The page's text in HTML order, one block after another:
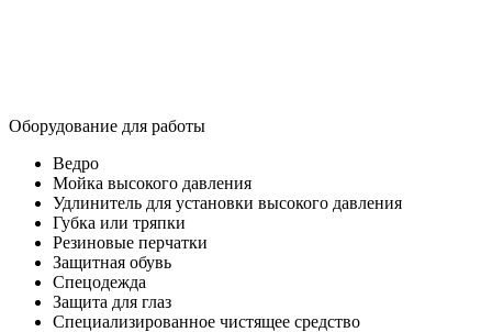
Оборудование для работы​
Ведро
Мойка высокого давления
Удлинитель для установки высокого давления
Губка или тряпки
Резиновые перчатки
Защитная обувь
Спецодежда
Защита для глаз
Специализированное чистящее средство